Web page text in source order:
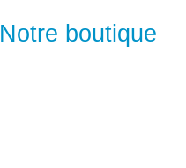
Notre boutique